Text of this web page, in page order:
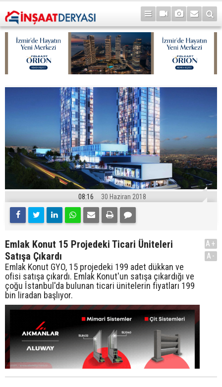
08:16 30 Haziran 2018
Emlak Konut 15 Projedeki Ticari Üniteleri
Satışa Çıkardı
Emlak Konut GYO, 15 projedeki 199 adet dükkan ve
ofisi satışa çıkardı. Emlak Konut'un satışa çıkardığı ve
çoğu İstanbul'da bulunan ticari ünitelerin fiyatları 199
bin liradan başlıyor.
A+
A-